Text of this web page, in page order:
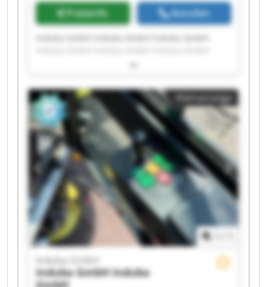
Preisinfo Anrufen
Induba GmbH Induba GmbH Induba GmbH
Induba GmbH Induba GmbH Induba GmbH
Induba GmbH Induba GmbH Induba GmbH
Induba GmbH Induba GmbH
Kleinanzeige
Induba GmbH
Induba GmbHInduba